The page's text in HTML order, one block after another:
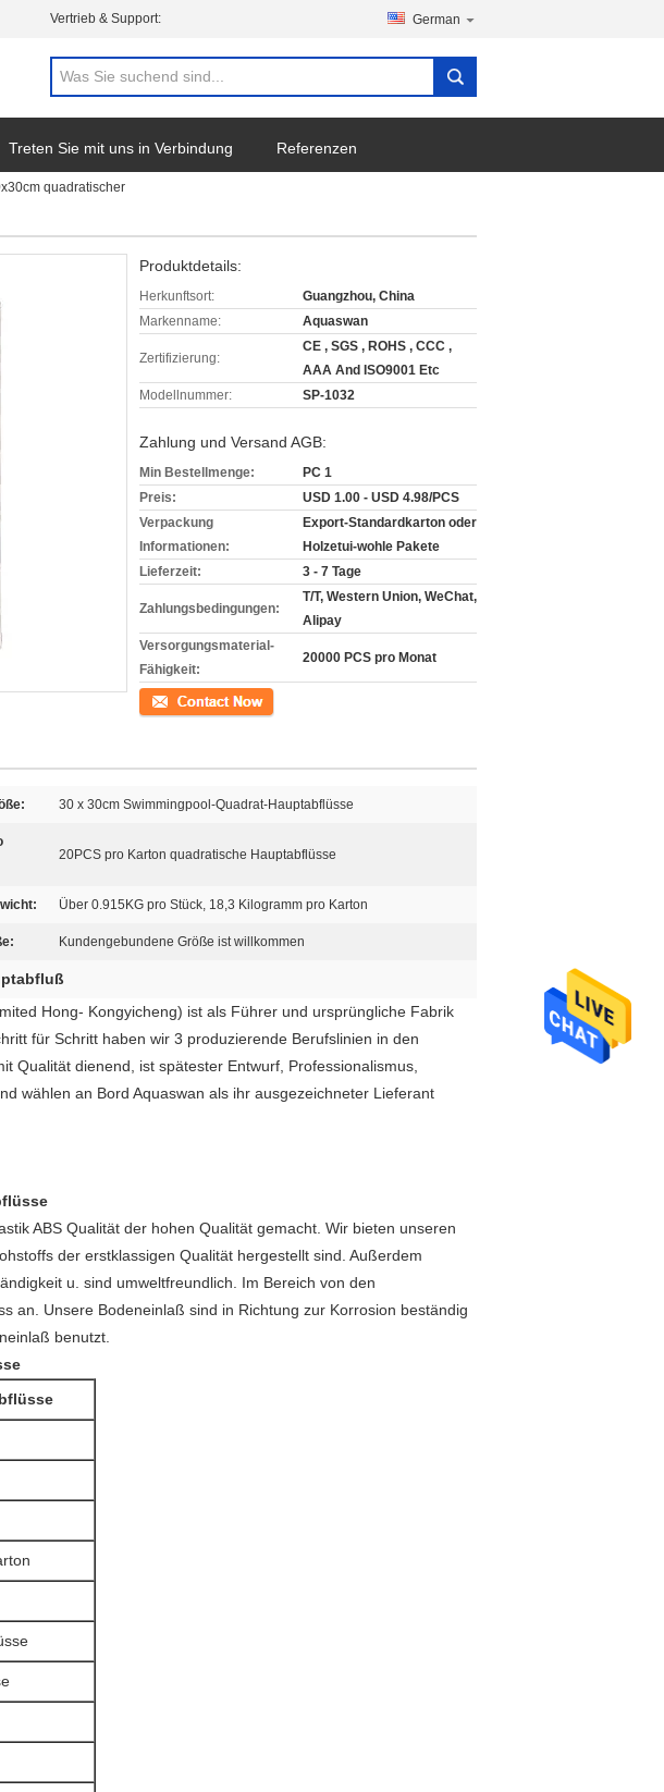
Vertrieb & Support: German
Treten Sie mit uns in Verbindung Referenzen
quadratischer
Produktdetails:
Herkunftsort:
Guangzhou, China
Markenname:
Aquaswan
Zertifizierung:
CE , SGS , ROHS , CCC ,
AAA And ISO9001 Etc
Modellnummer:
SP-1032
Zahlung und Versand AGB:
Min Bestellmenge:
PC 1
Preis:
USD 1.00 - USD 4.98/PCS
Verpackung
Informationen:
Export-Standardkarton oder
Holzetui-wohle Pakete
Lieferzeit:
3 - 7 Tage
Zahlungsbedingungen:
T/T, Western Union, WeChat,
Alipay
Versorgungsmaterial-
Fähigkeit:
20000 PCS pro Monat
Kontakt
30 x 30cm Swimmingpool-Quadrat-Hauptabflüsse
20PCS pro Karton quadratische Hauptabflüsse
Über 0.915KG pro Stück, 18,3 Kilogramm pro Karton
Kundengebundene Größe ist willkommen
Hong- Kongyicheng) ist als Führer und ursprüngliche Fabrik
für Schritt haben wir 3 produzierende Berufslinien in den
Qualität dienend, ist spätester Entwurf, Professionalismus,
wählen an Bord Aquaswan als ihr ausgezeichneter Lieferant
ABS Qualität der hohen Qualität gemacht. Wir bieten unseren
der erstklassigen Qualität hergestellt sind. Außerdem
u. sind umweltfreundlich. Im Bereich von den
an. Unsere Bodeneinlaß sind in Richtung zur Korrosion beständig
benutzt.